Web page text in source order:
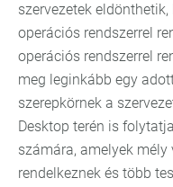
szervezetek
operációs rendszerrel
operációs rendszerrel
meg leginkább egy
szerepkörnek a
Desktop terén is
számára, amelyek
rendelkeznek és több